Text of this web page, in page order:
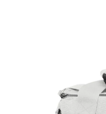
comfort